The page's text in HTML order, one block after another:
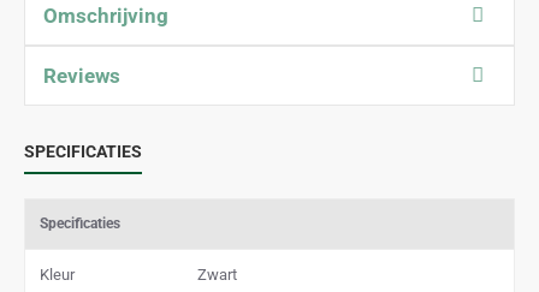
Omschrijving
Reviews
SPECIFICATIES
Specificaties
Kleur Zwart